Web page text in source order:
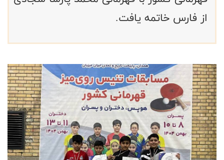
از فارس خاتمه يافت.